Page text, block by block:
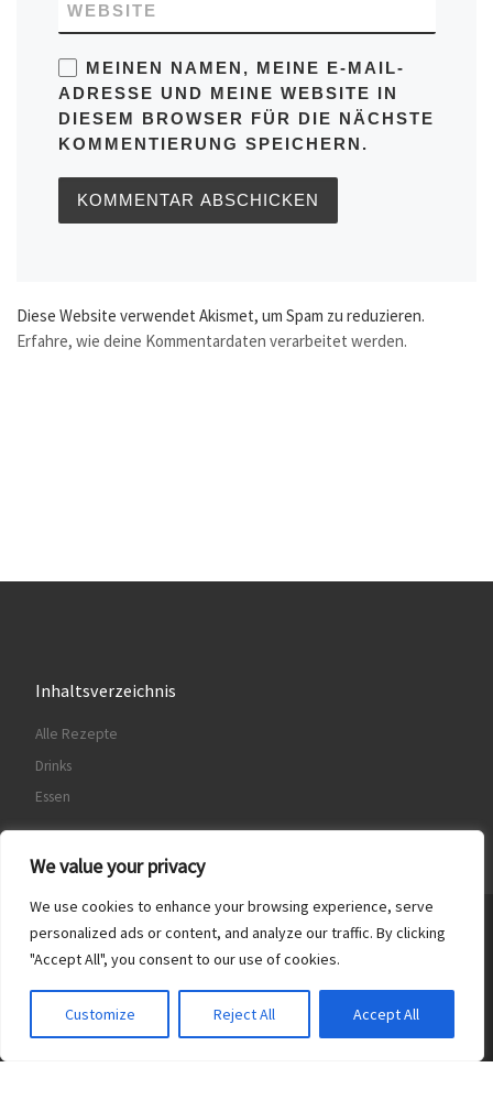
We value your privacy
We use cookies to enhance your browsing experience, serve
personalized ads or content, and analyze our traffic. By clicking
"Accept All", you consent to our use of cookies.
Customize Reject All Accept All
WEBSITE
MEINEN NAMEN, MEINE E-MAIL-
ADRESSE UND MEINE WEBSITE IN
DIESEM BROWSER FÜR DIE NÄCHSTE
KOMMENTIERUNG SPEICHERN.
Diese Website verwendet Akismet, um Spam zu reduzieren.
Erfahre, wie deine Kommentardaten verarbeitet werden.
Inhaltsverzeichnis
Alle Rezepte
Drinks
Essen
© 2026Food & Drinks– Alle Rechte vorbehalten
Präsentiert vonWP– Entworfen mit demCustomizr-Theme
Translate »